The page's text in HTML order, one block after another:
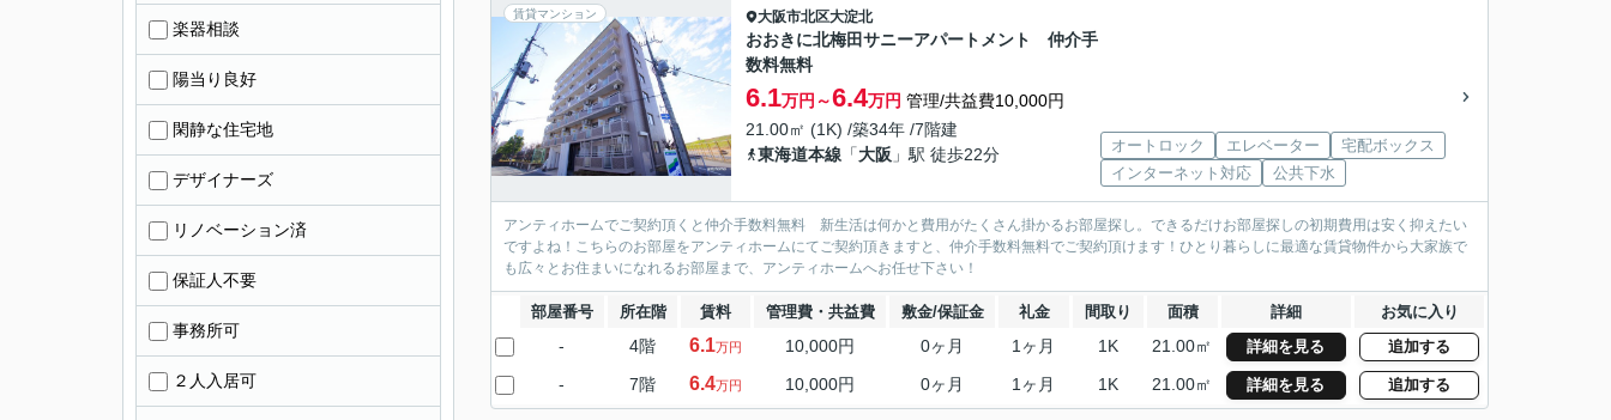
賃貸マンション 大阪市北区大淀北
おおきに北梅田サニーアパートメント 仲介手
数料無料
6.1万円～6.4万円 管理/共益費10,000円
21.00㎡ (1K) /築34年 /7階建
東海道本線 「大阪 」駅 徒歩22分 オートロック エレベーター
宅配ボックス
インターネット対応
公共下水
アンティホームでご契約頂くと仲介手数料無料 新生活は何かと費用がたくさん掛かるお部屋探し。できるだけお部屋探しの初期費用は安く抑えたい
ですよね！こちらのお部屋をアンティホームにてご契約頂きますと、仲介手数料無料でご契約頂けます！ひとり暮らしに最適な賃貸物件から大家族で
も広々とお住まいになれるお部屋まで、アンティホームへお任せ下さい！
部屋番号 所在階 賃料 管理費・共益費 敷金/保証金 礼金 間取り 面積 詳細 お気に入り
- 4階 6.1万円 10,000円 0ヶ月 1ヶ月 1K 21.00㎡ 詳細を見る 追加する
- 7階 6.4万円 10,000円 0ヶ月 1ヶ月 1K 21.00㎡ 詳細を見る 追加する
楽器相談
陽当り良好
閑静な住宅地
デザイナーズ
リノベーション済
保証人不要
事務所可
２人入居可